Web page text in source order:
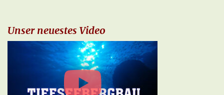
Unser neuestes Video